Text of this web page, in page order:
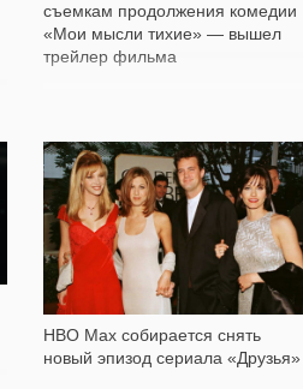
съемкам продолжения комедии
«Мои мысли тихие» — вышел
трейлер фильма
HBO Max собирается снять
новый эпизод сериала «Друзья»
726